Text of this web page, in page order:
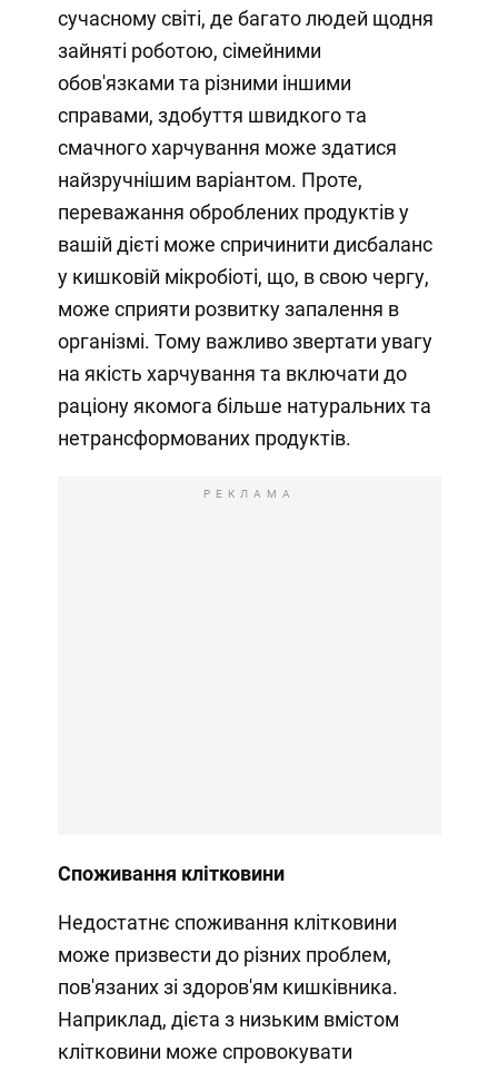
сучасному світі, де багато людей щодня
зайняті роботою, сімейними
обов'язками та різними іншими
справами, здобуття швидкого та
смачного харчування може здатися
найзручнішим варіантом. Проте,
переважання оброблених продуктів у
вашій дієті може спричинити дисбаланс
у кишковій мікробіоті, що, в свою чергу,
може сприяти розвитку запалення в
організмі. Тому важливо звертати увагу
на якість харчування та включати до
раціону якомога більше натуральних та
нетрансформованих продуктів.
РЕКЛАМА
Споживання клітковини
Недостатнє споживання клітковини
може призвести до різних проблем,
пов'язаних зі здоров'ям кишківника.
Наприклад, дієта з низьким вмістом
клітковини може спровокувати